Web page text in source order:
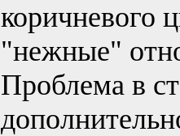
коричневого
"нежные"
Проблема в